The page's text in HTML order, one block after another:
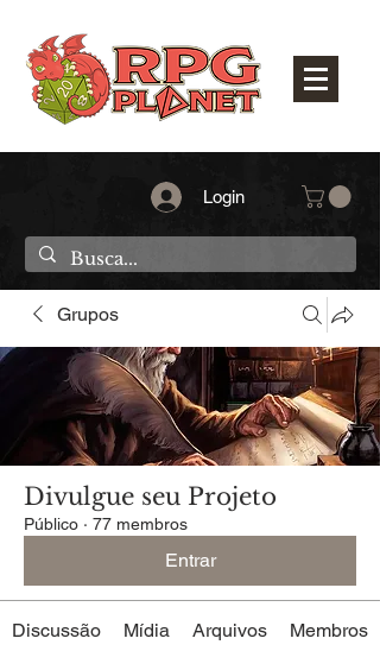
Login
Grupos
Divulgue seu Projeto
Público · 77 membros
Entrar
Discussão Mídia Arquivos Membros